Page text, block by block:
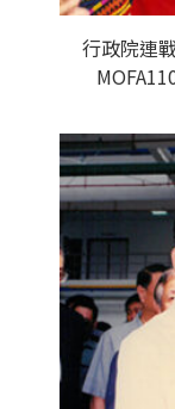
行政院連